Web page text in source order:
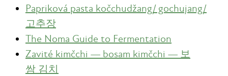
Papriková pasta kočchudžang/ gochujang/
고추장
The Noma Guide to Fermentation
Zavité kimčchi — bosam kimčchi — 보
쌈 김치